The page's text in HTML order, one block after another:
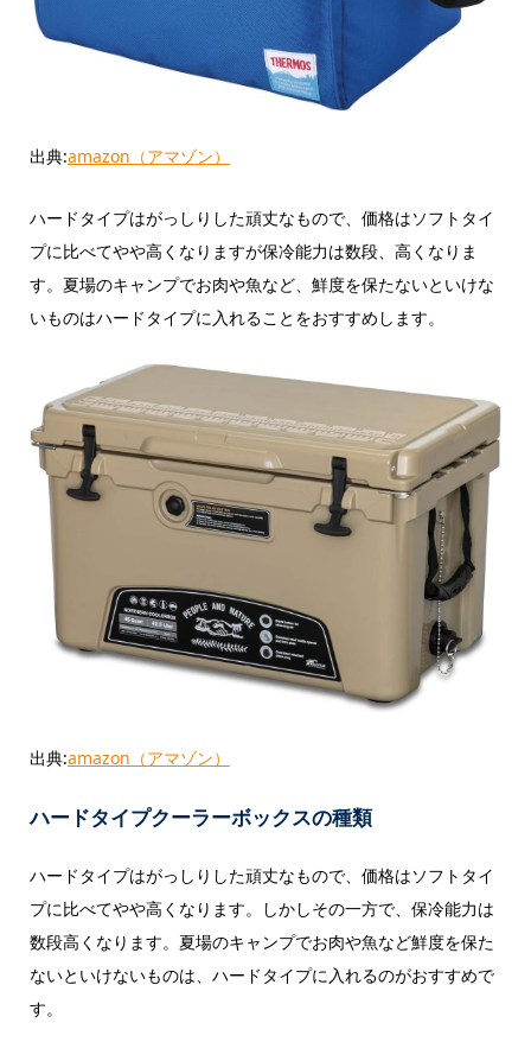
出典:amazon（アマゾン）
ハードタイプはがっしりした頑丈なもので、価格はソフトタイ
プに比べてやや高くなりますが保冷能力は数段、高くなりま
す。夏場のキャンプでお肉や魚など、鮮度を保たないといけな
いものはハードタイプに入れることをおすすめします。
出典:amazon（アマゾン）
ハードタイプクーラーボックスの種類
ハードタイプはがっしりした頑丈なもので、価格はソフトタイ
プに比べてやや高くなります。しかしその一方で、保冷能力は
数段高くなります。夏場のキャンプでお肉や魚など鮮度を保た
ないといけないものは、ハードタイプに入れるのがおすすめで
す。